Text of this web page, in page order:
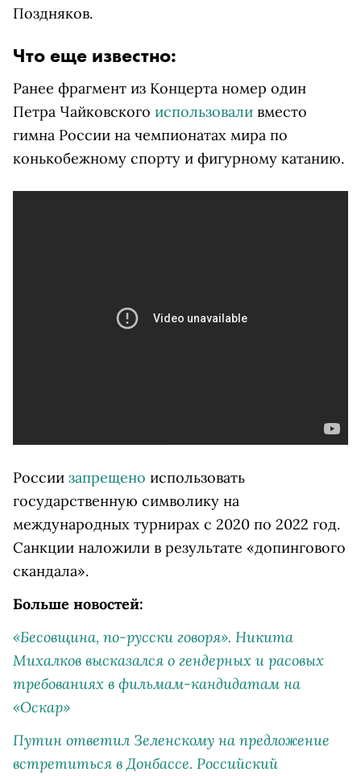
Поздняков.
Что еще известно:
Ранее фрагмент из Концерта номер один
Петра Чайковского использовали вместо
гимна России на чемпионатах мира по
конькобежному спорту и фигурному катанию.
России запрещено использовать
государственную символику на
международных турнирах с 2020 по 2022 год.
Санкции наложили в результате «допингового
скандала».
Больше новостей:
«Бесовщина, по-русски говоря». Никита
Михалков высказался о гендерных и расовых
требованиях в фильмам-кандидатам на
«Оскар»
Путин ответил Зеленскому на предложение
встретиться в Донбассе. Российский